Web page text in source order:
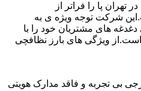
پا را فراتر از
شرکت توجه ویژه ی به
های مشتریان خود را با
است.از ویژگی های بارز نظافچی
بی تجربه و فاقد مدارک هویتی